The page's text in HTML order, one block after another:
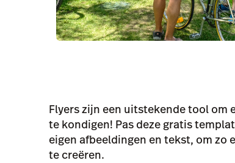
Flyers zijn een uitstekende tool om
te kondigen! Pas deze gratis
eigen afbeeldingen en tekst, om zo
te creëren.